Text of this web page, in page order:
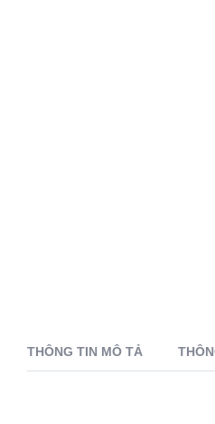
THÔNG TIN MÔ TẢ